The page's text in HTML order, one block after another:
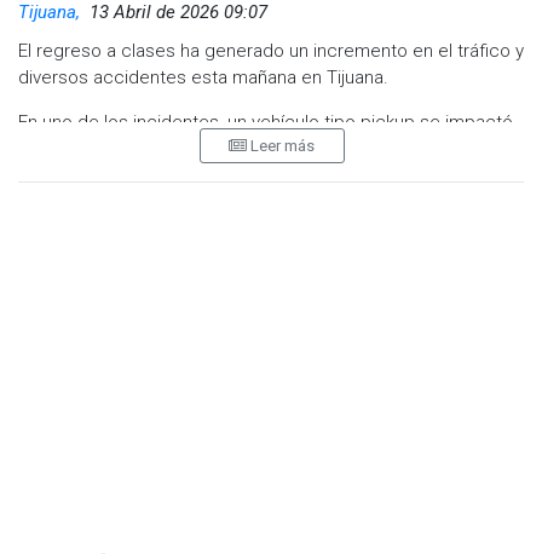
Tijuana,
13 Abril de 2026 09:07
El regreso a clases ha generado un incremento en el tráfico y
diversos accidentes esta mañana en Tijuana.
En uno de los incidentes, un vehículo tipo pickup se impactó
en la esquina de la calle Segunda y Avenida de Las Aguas en
Leer más